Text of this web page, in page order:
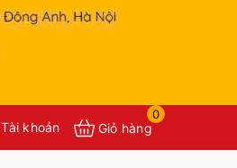
Tài khoản
0
Giỏ hàng